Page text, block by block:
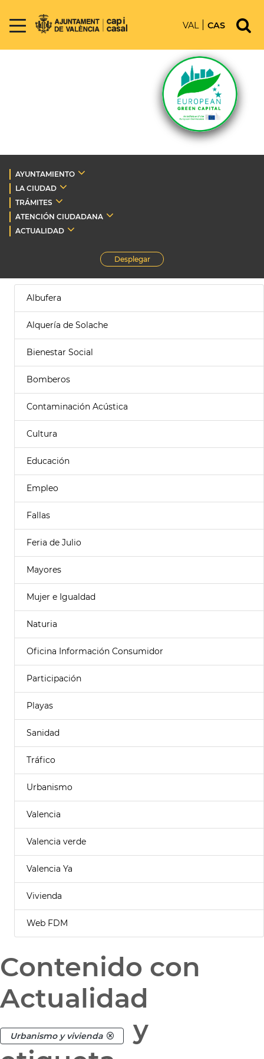
VAL CAS
AYUNTAMIENTO
LA CIUDAD
TRÁMITES
ATENCIÓN CIUDADANA
ACTUALIDAD
Desplegar
Albufera
Alquería de Solache
Bienestar Social
Bomberos
Contaminación Acústica
Cultura
Educación
Empleo
Fallas
Feria de Julio
Mayores
Mujer e Igualdad
Naturia
Oficina Información Consumidor
Participación
Playas
Sanidad
Tráfico
Urbanismo
Valencia
Valencia verde
Valencia Ya
Vivienda
Web FDM
Contenido con
Actualidad
Urbanismo y vivienda
y